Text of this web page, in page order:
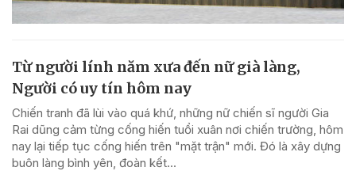
Từ người lính năm xưa đến nữ già làng,
Người có uy tín hôm nay
Chiến tranh đã lùi vào quá khứ, những nữ chiến sĩ người Gia
Rai dũng cảm từng cống hiến tuổi xuân nơi chiến trường, hôm
nay lại tiếp tục cống hiến trên "mặt trận" mới. Đó là xây dựng
buôn làng bình yên, đoàn kết...